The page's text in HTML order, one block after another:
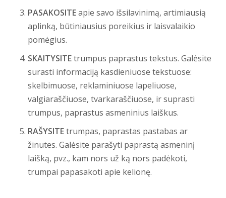
PASAKOSITEapie savo išsilavinimą, artimiausią
aplinką, būtiniausius poreikius ir laisvalaikio
pomėgius.
SKAITYSITEtrumpus paprastus tekstus. Galėsite
surasti informaciją kasdieniuose tekstuose:
skelbimuose, reklaminiuose lapeliuose,
valgiaraščiuose, tvarkaraščiuose, ir supras­ti
trumpus, paprastus asmeninius laiškus.
RAŠYSITEtrumpas, paprastas pastabas ar
žinutes. Galėsite parašyti paprastą asmeninį
laišką, pvz., kam nors už ką nors padėkoti,
trumpai papasakoti apie kelionę.